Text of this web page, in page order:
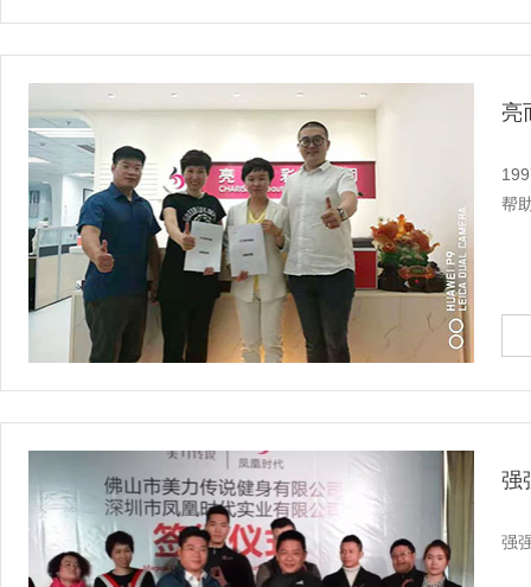
亮
帮
强
强